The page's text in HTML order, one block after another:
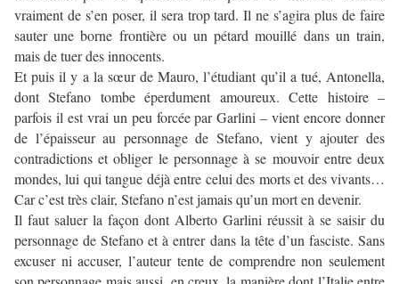
vraiment de s’en poser, il sera trop tard. Il ne s’agira plus de faire
sauter une borne frontière ou un pétard mouillé dans un train,
mais de tuer des innocents.
Et puis il y a la sœur de Mauro, l’étudiant qu’il a tué, Antonella,
dont Stefano tombe éperdument amoureux. Cette histoire –
parfois il est vrai un peu forcée par Garlini – vient encore donner
de l’épaisseur au personnage de Stefano, vient y ajouter des
contradictions et obliger le personnage à se mouvoir entre deux
mondes, lui qui tangue déjà entre celui des morts et des vivants…
Car c’est très clair, Stefano n’est jamais qu’un mort en devenir.
Il faut saluer la façon dont Alberto Garlini réussit à se saisir du
personnage de Stefano et à entrer dans la tête d’un fasciste. Sans
excuser ni accuser, l’auteur tente de comprendre non seulement